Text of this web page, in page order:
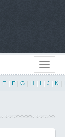
E F G H J K